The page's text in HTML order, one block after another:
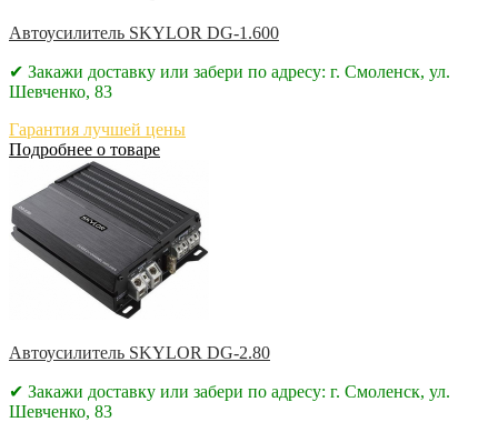
Автоусилитель SKYLOR DG-1.600
✔ Закажи доставку или забери по адресу: г. Смоленск, ул.
Шевченко, 83
Гарантия лучшей цены
Подробнее о товаре
Автоусилитель SKYLOR DG-2.80
✔ Закажи доставку или забери по адресу: г. Смоленск, ул.
Шевченко, 83